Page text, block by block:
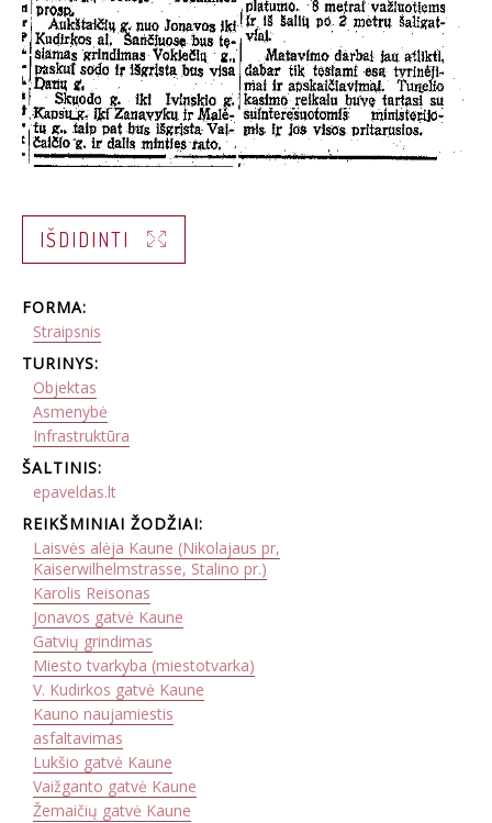
IŠDIDINTI
FORMA:
Straipsnis
TURINYS:
Objektas
Asmenybė
Infrastruktūra
ŠALTINIS:
epaveldas.lt
REIKŠMINIAI ŽODŽIAI:
Laisvės alėja Kaune (Nikolajaus pr,
Kaiserwilhelmstrasse, Stalino pr.)
Karolis Reisonas
Jonavos gatvė Kaune
Gatvių grindimas
Miesto tvarkyba (miestotvarka)
V. Kudirkos gatvė Kaune
Kauno naujamiestis
asfaltavimas
Lukšio gatvė Kaune
Vaižganto gatvė Kaune
Žemaičių gatvė Kaune